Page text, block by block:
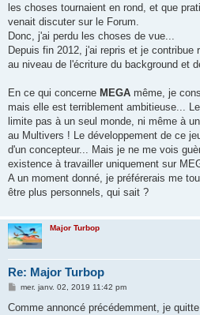
les choses tournaient en rond, et que
venait discuter sur le Forum.
Donc, j'ai perdu les choses de vue...
Depuis fin 2012, j'ai repris et je contribue
au niveau de l'écriture du background et
En ce qui concerne MEGA même, je
mais elle est terriblement ambitieuse...
limite pas à un seul monde, ni même à
au Multivers ! Le développement de ce
d'un concepteur... Mais je ne me vois
existence à travailler uniquement sur
A un moment donné, je préférerais me
être plus personnels, qui sait ?
Major Turbop
Re: Major Turbop
M
s
mer. janv. 02, 2019 11:42 pm
Comme annoncé précédemment, je